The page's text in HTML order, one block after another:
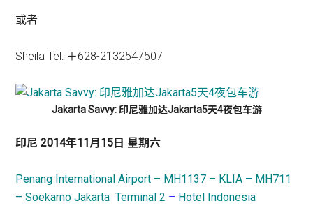
或者
Sheila Tel: ＋628-2132547507
Jakarta Savvy: 印尼雅加达Jakarta5天4夜包车游
印尼 2014年11月15日 星期六
Penang International Airport – MH1137 – KLIA – MH711
– Soekarno Jakarta Terminal 2 – Hotel Indonesia